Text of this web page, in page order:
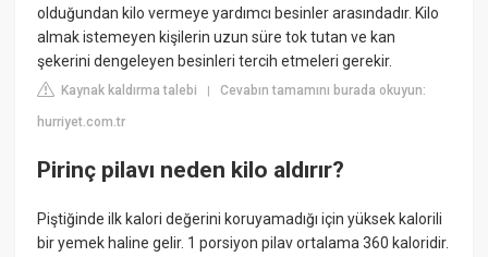
olduğundan kilo vermeye yardımcı besinler arasındadır. Kilo
almak istemeyen kişilerin uzun süre tok tutan ve kan
şekerini dengeleyen besinleri tercih etmeleri gerekir.
Kaynak kaldırma talebi |Cevabın tamamını burada okuyun:
hurriyet.com.tr
Pirinç pilavı neden kilo aldırır?
Piştiğinde ilk kalori değerini koruyamadığı için yüksek kalorili
bir yemek haline gelir. 1 porsiyon pilav ortalama 360 kaloridir.